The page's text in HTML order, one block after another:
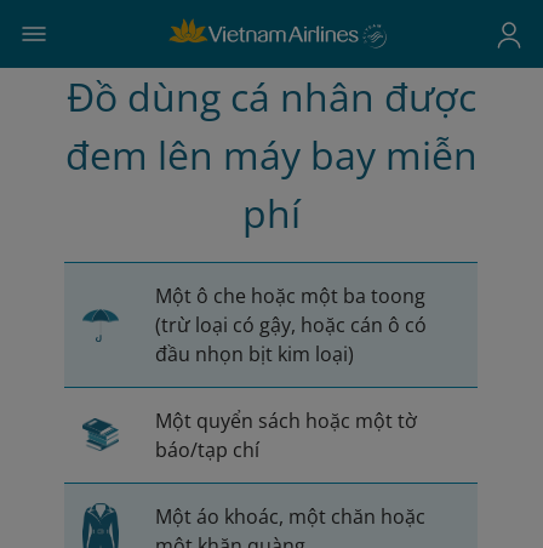
Đồ dùng cá nhân được
đem lên máy bay miễn
phí
Một ô che hoặc một ba toong
(trừ loại có gậy, hoặc cán ô có
đầu nhọn bịt kim loại)
Một quyển sách hoặc một tờ
báo/tạp chí
Một áo khoác, một chăn hoặc